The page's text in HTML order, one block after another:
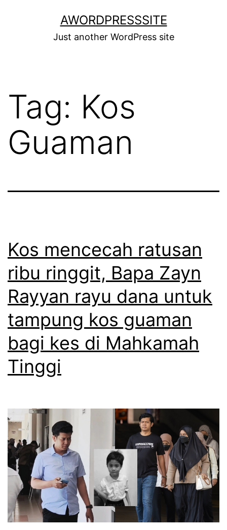
AWORDPRESSSITE
Just another WordPress site
Tag: Kos
Guaman
Kos mencecah ratusan
ribu ringgit, Bapa Zayn
Rayyan rayu dana untuk
tampung kos guaman
bagi kes di Mahkamah
Tinggi